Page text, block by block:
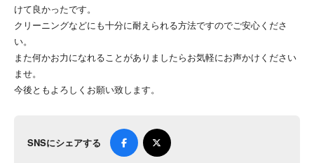
けて良かったです。
クリーニングなどにも十分に耐えられる方法ですのでご安心くださ
い。
また何かお力になれることがありましたらお気軽にお声かけください
ませ。
今後ともよろしくお願い致します。
SNSにシェアする